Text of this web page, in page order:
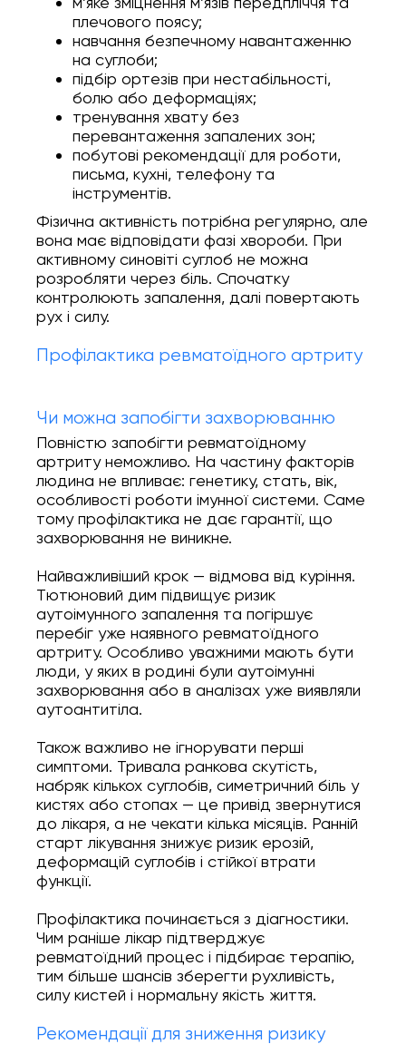
плечового поясу;
навчання безпечному навантаженню
на суглоби;
підбір ортезів при нестабільності,
болю або деформаціях;
тренування хвату без
перевантаження запалених зон;
побутові рекомендації для роботи,
письма, кухні, телефону та
інструментів.
Фізична активність потрібна регулярно, але
вона має відповідати фазі хвороби. При
активному синовіті суглоб не можна
розробляти через біль. Спочатку
контролюють запалення, далі повертають
рух і силу.
Профілактика ревматоїдного артриту
Чи можна запобігти захворюванню
Повністю запобігти ревматоїдному
артриту неможливо. На частину факторів
людина не впливає: генетику, стать, вік,
особливості роботи імунної системи. Саме
тому профілактика не дає гарантії, що
захворювання не виникне.
Найважливіший крок — відмова від куріння.
Тютюновий дим підвищує ризик
аутоімунного запалення та погіршує
перебіг уже наявного ревматоїдного
артриту. Особливо уважними мають бути
люди, у яких в родині були аутоімунні
захворювання або в аналізах уже виявляли
аутоантитіла.
Також важливо не ігнорувати перші
симптоми. Тривала ранкова скутість,
набряк кількох суглобів, симетричний біль у
кистях або стопах — це привід звернутися
до лікаря, а не чекати кілька місяців. Ранній
старт лікування знижує ризик ерозій,
деформацій суглобів і стійкої втрати
функції.
Профілактика починається з діагностики.
Чим раніше лікар підтверджує
ревматоїдний процес і підбирає терапію,
тим більше шансів зберегти рухливість,
силу кистей і нормальну якість життя.
Рекомендації для зниження ризику